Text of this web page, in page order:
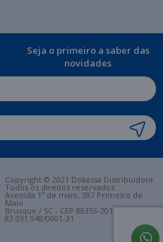
Seja o primeiro a saber das
novidades
Copyright © 2021 Dokassa Distribuidora.
Todos os direitos reservados.
Avenida 1º de maio, 387 Primeiro de
Maio
Brusque / SC - CEP 88353-201. CNPJ:
83.031.948/0001-31